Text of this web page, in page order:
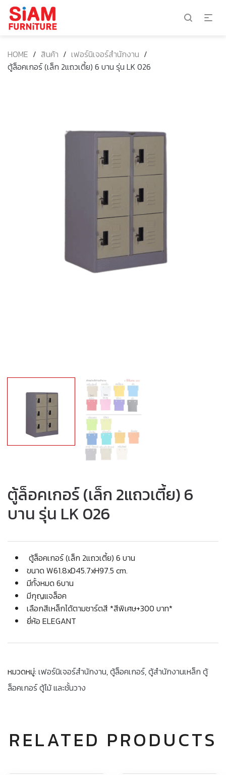
HOME / สินค้า / เฟอร์นิเจอร์สำนักงาน /
ตู้ล็อคเกอร์ (เล็ก 2แถวเตี้ย) 6 บาน รุ่น LK 026
ตู้ล็อคเกอร์ (เล็ก 2แถวเตี้ย) 6
บาน รุ่น LK 026
ตู้ล็อคเกอร์ (เล็ก 2แถวเตี้ย) 6 บาน
ขนาด W61.8xD45.7xH97.5 cm.
มีทั้งหมด 6บาน
มีกุญแจล็อค
เลือกสีเหล็กได้ตามชาร์ตสี *สีพิเศษ+300 บาท*
ยี่ห้อ ELEGANT
หมวดหมู่: เฟอร์นิเจอร์สำนักงาน,ตู้ล็อคเกอร์,ตู้สำนักงานเหล็ก ตู้
ล็อคเกอร์ ตู้ไม้ และชั้นวาง
RELATED PRODUCTS